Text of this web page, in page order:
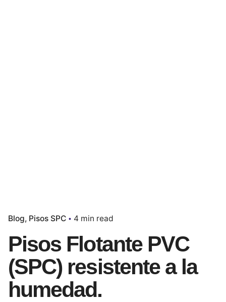
Blog Pisos SPC 4 min read
Pisos Flotante PVC
(SPC) resistente a la
humedad.